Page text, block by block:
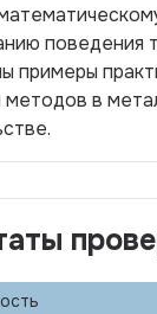
поведения
примеры
методов в